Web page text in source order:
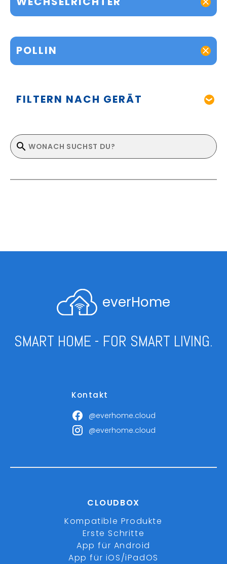
POLLIN
FILTERN NACH GERÄT
everHome
SMART HOME - FOR SMART LIVING.
Kontakt
@everhome.cloud
@everhome.cloud
CLOUDBOX
Kompatible Produkte
Erste Schritte
App für Android
App für iOS/iPadOS